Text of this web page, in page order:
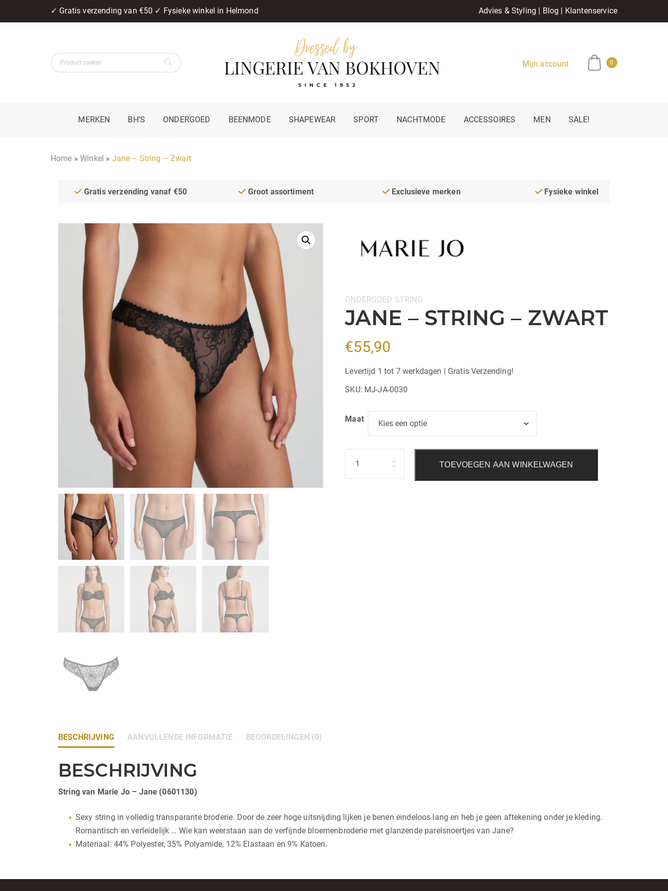
✓ Gratis verzending van €50 ✓ Fysieke winkel in Helmond Advies & Styling | Blog | Klantenservice
Mijn account 0
MERKEN BH’S ONDERGOED BEENMODE SHAPEWEAR SPORT NACHTMODE ACCESSOIRES MEN SALE!
Home »Winkel » Jane – String – Zwart
Gratis verzending vanaf €50 Groot assortiment Exclusieve merken Fysieke winkel
Categorieën:
ONDERGOED STRING
JANE – STRING – ZWART
€55,90
Levertijd 1 tot 7 werkdagen | Gratis Verzending!
SKU: MJ-JA-0030
Maat
TOEVOEGEN AAN WINKELWAGEN
BESCHRIJVING AANVULLENDE INFORMATIE BEOORDELINGEN (0)
BESCHRIJVING
String van Marie Jo – Jane (0601130)
Sexy string in volledig transparante broderie. Door de zeer hoge uitsnijding lijken je benen eindeloos lang en heb je geen aftekening onder je kleding.
Romantisch en verleidelijk … Wie kan weerstaan aan de verfijnde bloemenbroderie met glanzende parelsnoertjes van Jane?
Materiaal: 44% Polyester, 35% Polyamide, 12% Elastaan en 9% Katoen.